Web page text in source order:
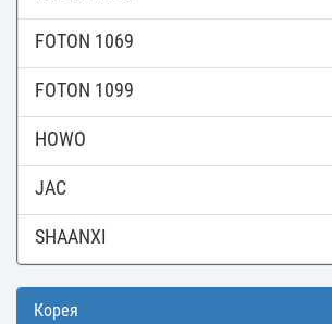
FOTON 1069
FOTON 1099
HOWO
JAC
SHAANXI
Корея